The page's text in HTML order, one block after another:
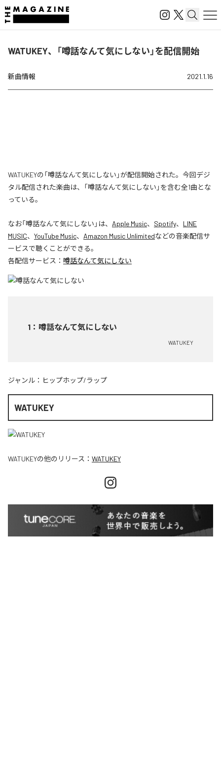
WATUKEY、「噂話なんて気にしない」を配信開始
新曲情報 2021.1.16
WATUKEYの「噂話なんて気にしない」が配信開始された。今回デジ
タル配信された楽曲は、「噂話なんて気にしない」を含む全1曲とな
っている。
なお「噂話なんて気にしない 」は、 Apple Music、 Spotify、 LINE
MUSIC、 YouTube Music、 Amazon Music Unlimitedなどの音楽配信サ
ービスで聴くことができる。
各配信サービス： 噂話なんて気にしない
1 ： 噂話なんて気にしない
WATUKEY
ジャンル： ヒップホップ/ラップ
WATUKEY
WATUKEYの他のリリース： WATUKEY